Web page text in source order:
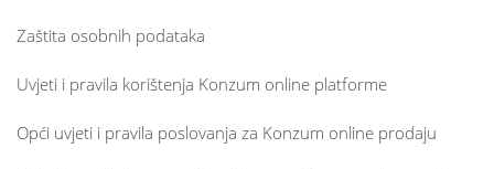
Zaštita osobnih podataka
Uvjeti i pravila korištenja Konzum online platforme
Opći uvjeti i pravila poslovanja za Konzum online prodaju